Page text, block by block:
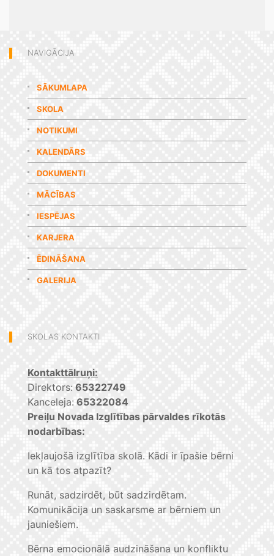
NAVIGĀCIJA
SĀKUMLAPA
SKOLA
NOTIKUMI
KALENDĀRS
DOKUMENTI
MĀCĪBAS
IESPĒJAS
KARJERA
ĒDINĀŠANA
GALERIJA
SKOLAS KONTAKTI
Kontakttālruņi:
Direktors: 65322749
Kanceleja: 65322084
Preiļu Novada Izglītības pārvaldes rīkotās
nodarbības:
Iekļaujošā izglītība skolā. Kādi ir īpašie bērni
un kā tos atpazīt?
Runāt, sadzirdēt, būt sadzirdētam.
Komunikācija un saskarsme ar bērniem un
jauniešiem.
Bērna emocionālā audzināšana un konfliktu